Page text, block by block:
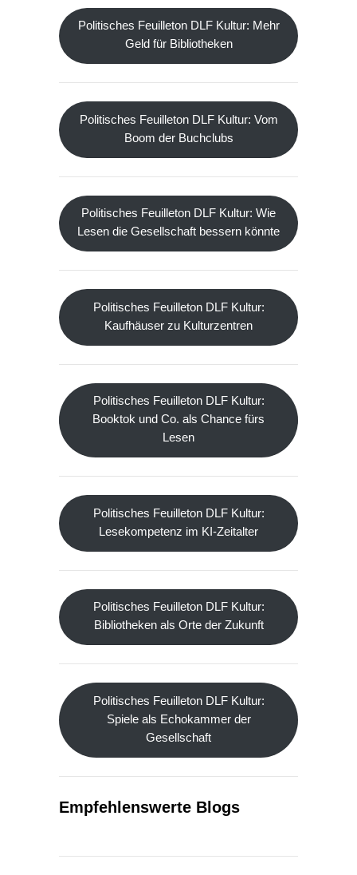
Politisches Feuilleton DLF Kultur: Mehr
Geld für Bibliotheken
Politisches Feuilleton DLF Kultur: Vom
Boom der Buchclubs
Politisches Feuilleton DLF Kultur: Wie
Lesen die Gesellschaft bessern könnte
Politisches Feuilleton DLF Kultur:
Kaufhäuser zu Kulturzentren
Politisches Feuilleton DLF Kultur:
Booktok und Co. als Chance fürs
Lesen
Politisches Feuilleton DLF Kultur:
Lesekompetenz im KI-Zeitalter
Politisches Feuilleton DLF Kultur:
Bibliotheken als Orte der Zukunft
Politisches Feuilleton DLF Kultur:
Spiele als Echokammer der
Gesellschaft
Empfehlenswerte Blogs